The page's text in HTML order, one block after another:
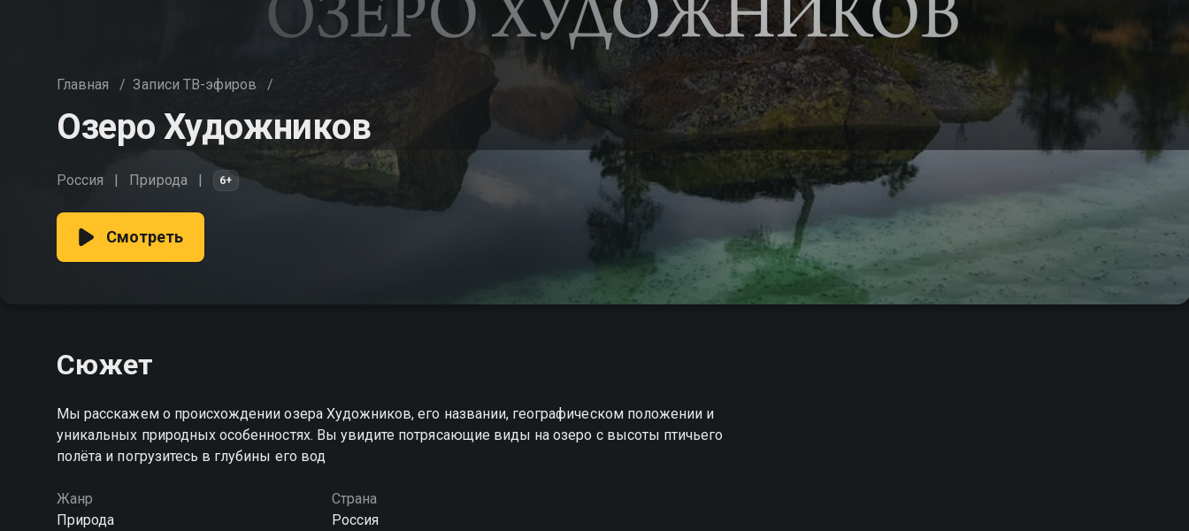
Главная / Записи ТВ-эфиров /
Озеро Художников
Россия Природа 6+
Смотреть
Сюжет
Мы расскажем о происхождении озера Художников, его названии, географическом положении и
уникальных природных особенностях. Вы увидите потрясающие виды на озеро с высоты птичьего
полёта и погрузитесь в глубины его вод
Жанр
Природа
Страна
Россия